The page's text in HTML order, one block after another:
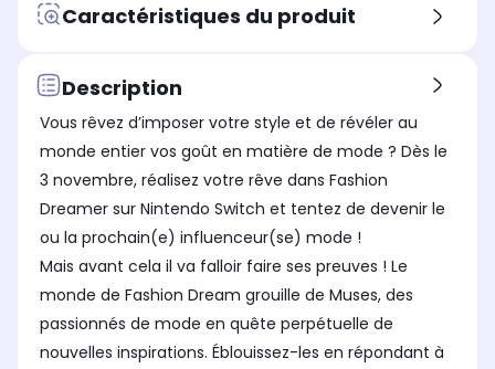
Caractéristiques du produit
Description
Vous rêvez d’imposer votre style et de révéler au
monde entier vos goût en matière de mode ? Dès le
3 novembre, réalisez votre rêve dans Fashion
Dreamer sur Nintendo Switch et tentez de devenir le
ou la prochain(e) influenceur(se) mode !
Mais avant cela il va falloir faire ses preuves ! Le
monde de Fashion Dream grouille de Muses, des
passionnés de mode en quête perpétuelle de
nouvelles inspirations. Éblouissez-les en répondant à